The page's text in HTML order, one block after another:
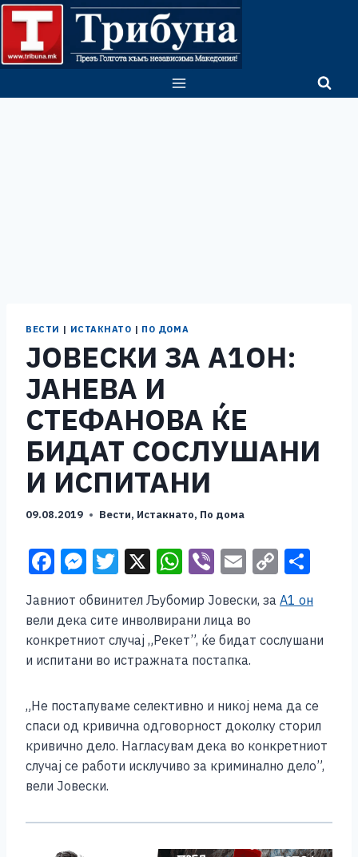
Skip
content
ВЕСТИ | ИСТАКНАТО | ПО ДОМА
ЈОВЕСКИ ЗА А1ОН:
ЈАНЕВА И
СТЕФАНОВА ЌЕ
БИДАТ СОСЛУШАНИ
И ИСПИТАНИ
09.08.2019 Вести, Истакнато, По дома
F
c
e
b
o
k
M
e
ss
e
n
er
T
tt
er
X W
at
s
A
p
Vi
er
E
ai
l
C
o
p
y
k
ar
e
Јавниот обвинител Љубомир Јовески, за А1 он
вели дека сите инволвирани лица во
конкретниот случај „Рекет”, ќе бидат сослушани
и испитани во истражната постапка.
„Не постапуваме селективно и никој нема да се
спаси од кривична одговорност доколку сторил
кривично дело. Нагласувам дека во конкретниот
случај се работи исклучиво за криминално дело”,
вели Јовески.